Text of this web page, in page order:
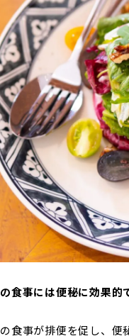
食事には便秘に効果的
食事が排便を促し、便